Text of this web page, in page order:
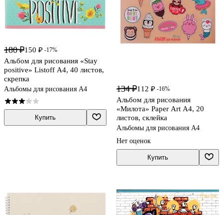
180 ₽150 ₽ -17%
Альбом для рисования «Stay
positive» Listoff А4, 40 листов,
скрепка
Альбомы для рисования А4
Купить
134 ₽112 ₽ -16%
Альбом для рисования
«Милота» Paper Art А4, 20
листов, склейка
Альбомы для рисования А4
Нет оценок
Купить